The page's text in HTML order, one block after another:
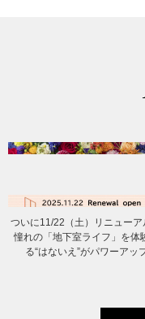
ついに11/22（土）リニューア
憧れの「地下室ライフ」を体
る“はないえ”がパワーアッ